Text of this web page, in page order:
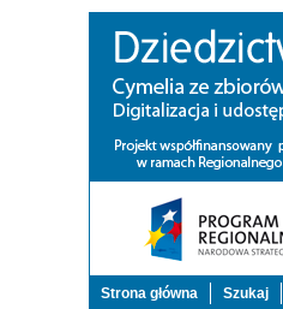
Strona główna Szukaj